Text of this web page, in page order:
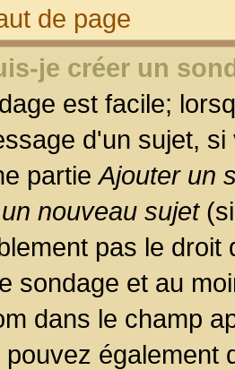
de page
je créer un
est facile;
d'un sujet,
partieAjouter un
nouveau sujet(si
pas le
sondage et au
dans le champ
pouvez également